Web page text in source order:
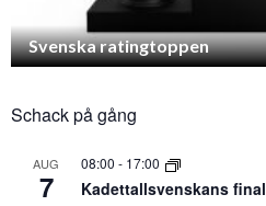
Svenska ratingtoppen
Schack på gång
AUG
7
08:00 - 17:00
Kadettallsvenskans final